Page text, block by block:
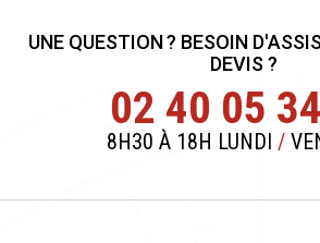
UNE QUESTION ? BESOIN
DEVIS ?
02 40 05
8H30 À 18H LUNDI /